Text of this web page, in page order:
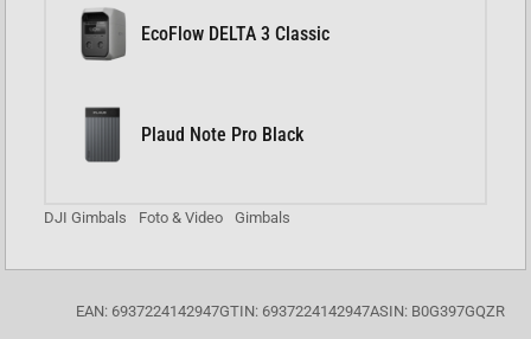
EcoFlow DELTA 3 Classic
Plaud Note Pro Black
DJI Gimbals Foto & Video Gimbals
EAN: 6937224142947GTIN: 6937224142947ASIN: B0G397GQZR